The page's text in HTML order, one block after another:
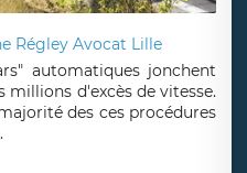
Régley Avocat Lille
automatiques jonchent
d'excès de vitesse.
des ces procédures